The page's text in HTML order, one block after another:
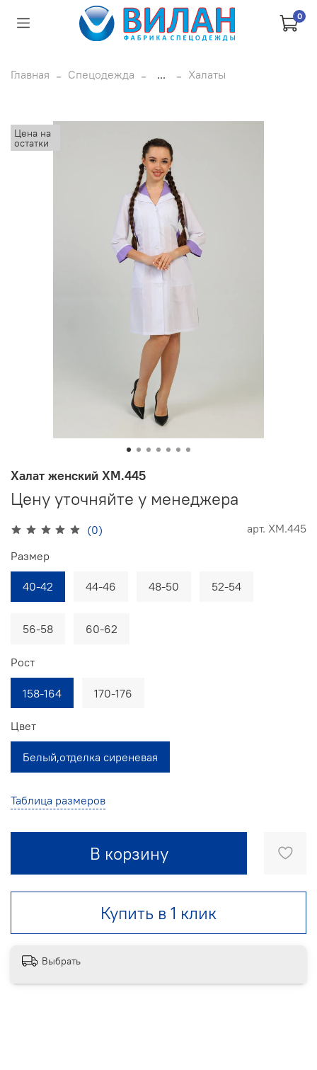
0
Главная Спецодежда ... Халаты
Цена на
остатки
(0) арт. ХМ.445
Халат женский ХМ.445
Цену уточняйте у менеджера
Таблица размеров
В корзину
Купить в 1 клик
Размер
40-42 44-46 48-50 52-54
56-58 60-62
Рост
158-164 170-176
Цвет
Белый,отделка сиреневая
Выбрать